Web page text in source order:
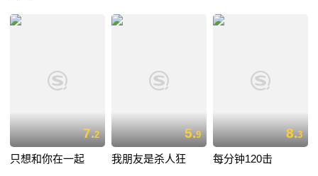
7.2
只想和你在一起
5.9
我朋友是杀人狂
8.3
每分钟120击